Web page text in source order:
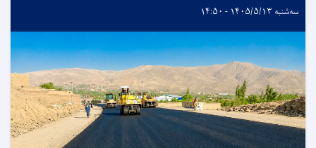
سه‌شنبه ۱۴۰۵/۵/۱۳ - ۱۴:۵۰